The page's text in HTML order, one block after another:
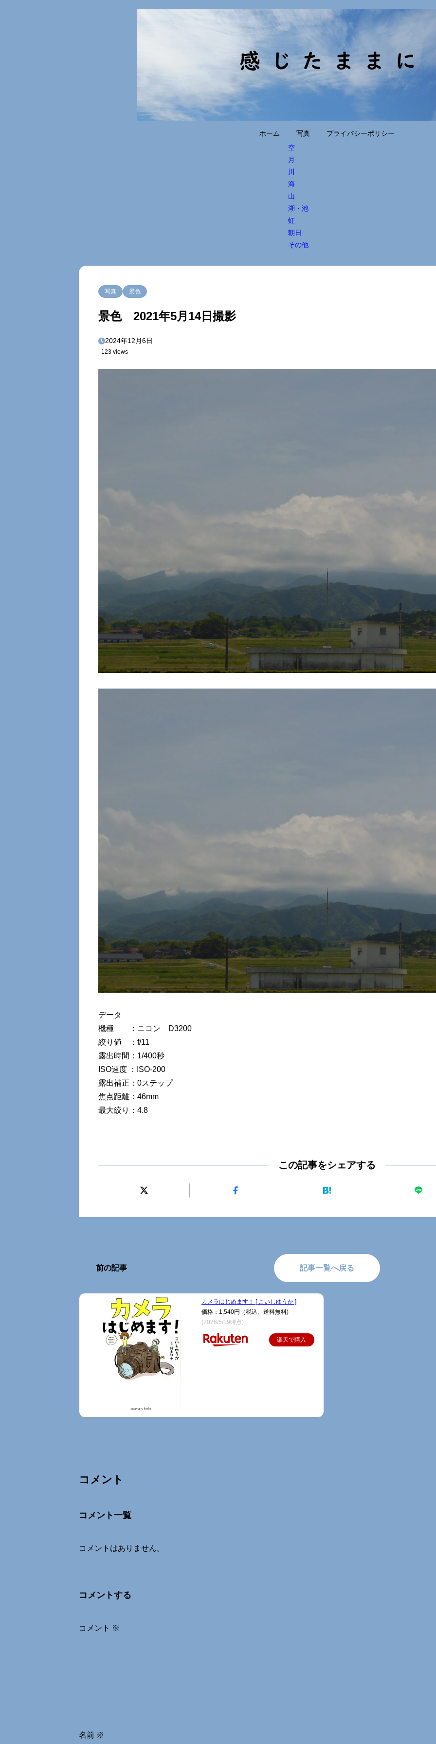
ホーム
写真
空
月
川
海
山
湖・池
虹
朝日
その他
プライバシーポリシー
写真 景色
景色 2021年5月14日撮影
2024年12月6日
123 views
データ
機種 ：ニコン D3200
絞り値 ：f/11
露出時間：1/400秒
ISO速度 ：ISO-200
露出補正：0ステップ
焦点距離：46mm
最大絞り：4.8
この記事をシェアする
前の記事 記事一覧へ戻る
カメラはじめます！ [ こいしゆうか ]
価格：1,540円（税込、送料無料)
(2026/5/19時点)
楽天で購入
コメント
コメント一覧
コメントはありません。
コメントする
コメント ※
名前 ※